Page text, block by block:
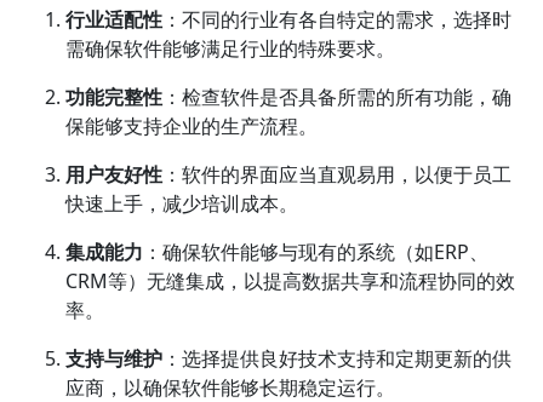
行业适配性 ：不同的行业有各自特定的需求，选择时
需确保软件能够满足行业的特殊要求。
功能完整性 ：检查软件是否具备所需的所有功能，确
保能够支持企业的生产流程。
用户友好性 ：软件的界面应当直观易用，以便于员工
快速上手，减少培训成本。
集成能力 ：确保软件能够与现有的系统（如ERP、
CRM等）无缝集成，以提高数据共享和流程协同的效
率。
支持与维护 ：选择提供良好技术支持和定期更新的供
应商，以确保软件能够长期稳定运行。